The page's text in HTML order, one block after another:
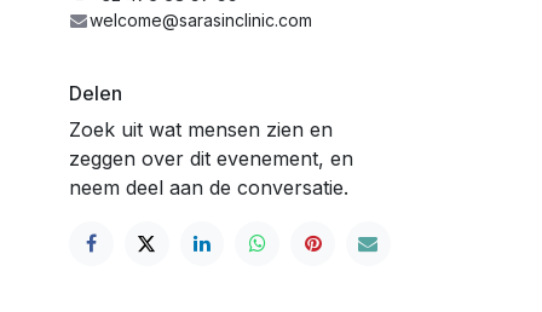
welcome@sarasinclinic.com
Delen
Zoek uit wat mensen zien en
zeggen over dit evenement, en
neem deel aan de conversatie.